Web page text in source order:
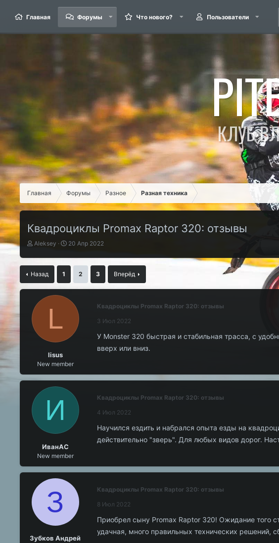
Главная Форумы Что нового? Пользователи
КЛУБ
Главная Форумы Разное Разная техника
Квадроциклы Promax Raptor 320: отзывы
А
т
р
м
Aleksey
Д
т
а
20 Апр 2022
Назад 1 2 3 Вперёд
L
lisus
New member
Квадроциклы Promax Raptor 320: отзывы
3 Июл 2022
У Monster 320 быстрая и стабильная трасса, с
вверх или вниз.
И
ИванАС
New member
Квадроциклы Promax Raptor 320: отзывы
4 Июл 2022
Научился ездить и набрался опыта езды на
действительно "зверь". Для любых видов дорог.
З
Зубков Андрей
Квадроциклы Promax Raptor 320: отзывы
8 Июл 2022
Приобрел сыну Promax Raptor 320! Ожидание того
удачная, много правильных технических решений,